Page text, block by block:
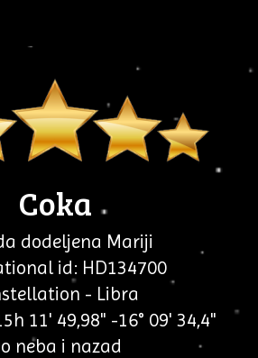
Coka
dodeljena Mariji
id: HD134700
- Libra
11' 49,98" -16° 09' 34,4"
neba i nazad